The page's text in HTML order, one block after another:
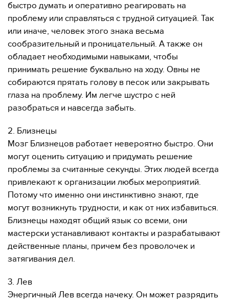
быстро думать и оперативно реагировать на
проблему или справляться с трудной ситуацией. Так
или иначе, человек этого знака весьма
сообразительный и проницательный. А также он
обладает необходимыми навыками, чтобы
принимать решение буквально на ходу. Овны не
собираются прятать голову в песок или закрывать
глаза на проблему. Им легче шустро с ней
разобраться и навсегда забыть.
2. Близнецы
Мозг Близнецов работает невероятно быстро. Они
могут оценить ситуацию и придумать решение
проблемы за считанные секунды. Этих людей всегда
привлекают к организации любых мероприятий.
Потому что именно они инстинктивно знают, где
могут возникнуть трудности, и как от них избавиться.
Близнецы находят общий язык со всеми, они
мастерски устанавливают контакты и разрабатывают
действенные планы, причем без проволочек и
затягивания дел.
3. Лев
Энергичный Лев всегда начеку. Он может разрядить